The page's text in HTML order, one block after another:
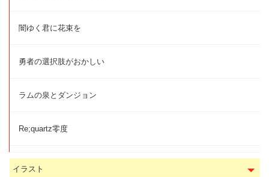
闇ゆく君に花束を
勇者の選択肢がおかしい
ラムの泉とダンジョン
Re;quartz零度
イラスト